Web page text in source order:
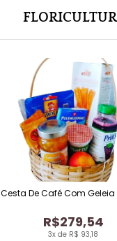
3x de R$ 93,18
R$279,54
Cesta De Café Com Geleia